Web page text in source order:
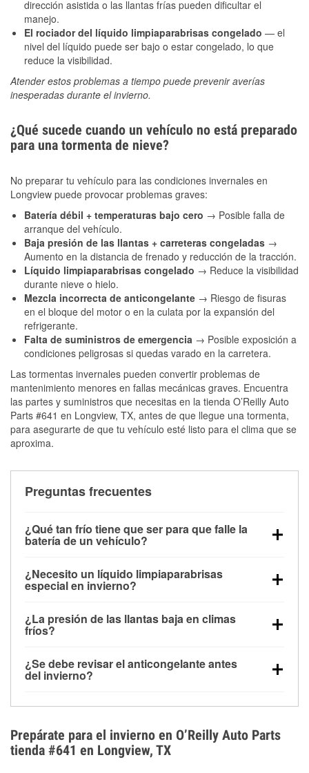
dirección asistida o las llantas frías pueden dificultar el
manejo.
El rociador del líquido limpiaparabrisas congelado — el
nivel del líquido puede ser bajo o estar congelado, lo que
reduce la visibilidad.
Atender estos problemas a tiempo puede prevenir averías
inesperadas durante el invierno.
¿Qué sucede cuando un vehículo no está preparado
para una tormenta de nieve?
No preparar tu vehículo para las condiciones invernales en
Longview puede provocar problemas graves:
Batería débil + temperaturas bajo cero → Posible falla de
arranque del vehículo.
Baja presión de las llantas + carreteras congeladas →
Aumento en la distancia de frenado y reducción de la tracción.
Líquido limpiaparabrisas congelado → Reduce la visibilidad
durante nieve o hielo.
Mezcla incorrecta de anticongelante → Riesgo de fisuras
en el bloque del motor o en la culata por la expansión del
refrigerante.
Falta de suministros de emergencia → Posible exposición a
condiciones peligrosas si quedas varado en la carretera.
Las tormentas invernales pueden convertir problemas de
mantenimiento menores en fallas mecánicas graves. Encuentra
las partes y suministros que necesitas en la tienda O’Reilly Auto
Parts #641 en Longview, TX, antes de que llegue una tormenta,
para asegurarte de que tu vehículo esté listo para el clima que se
aproxima.
Preguntas frecuentes
¿Qué tan frío tiene que ser para que falle la
batería de un vehículo?
debajo de los 32 °F y puede perder hasta la mitad de
su potencia de arranque cerca de los 0 °F, lo que
arranque.
¿Necesito un líquido limpiaparabrisas
especial en invierno?
la congelación y ayuda a disolver la sal y la nieve
derretida en la carretera para mejorar la visibilidad.
¿La presión de las llantas baja en climas
fríos?
alrededor de 1 PSI por cada 10 °F que baja la
temperatura. Puedes obtener más información sobre
¿Se debe revisar el anticongelante antes
del invierno?
el sobrecalentamiento en condiciones de frío
extremo. Aprende cómo comprobar la protección
anticongelante en nuestra sección How-To.
Prepárate para el invierno en O’Reilly Auto Parts
tienda #641 en Longview, TX